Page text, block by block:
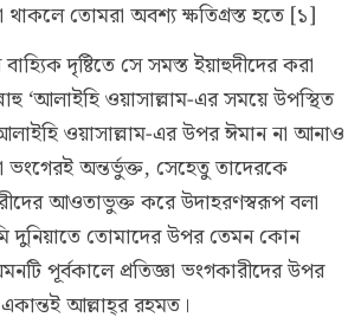
তোমরা অবশ্য ক্ষতিগ্রস্ত হতে [১]
দৃষ্টিতে সে সমস্ত ইয়াহুদীদের করা
‘আলাইহি ওয়াসাল্লাম-এর সময়ে উপস্থিত
ওয়াসাল্লাম-এর উপর ঈমান না আনাও
ভংগেরই অন্তর্ভুক্ত, সেহেতু তাদেরকে
আওতাভুক্ত করে উদাহরণস্বরূপ বলা
দুনিয়াতে তোমাদের উপর তেমন কোন
পূর্বকালে প্রতিজ্ঞা ভংগকারীদের উপর
আল্লাহ্‌র রহমত।